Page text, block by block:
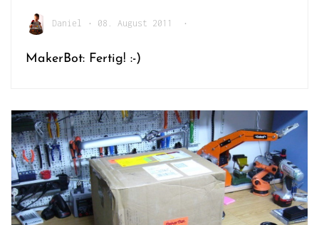
Daniel • 08. August 2011 •
MakerBot: Fertig! :-)